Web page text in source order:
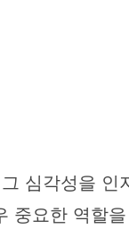
심각성을
중요한 역할